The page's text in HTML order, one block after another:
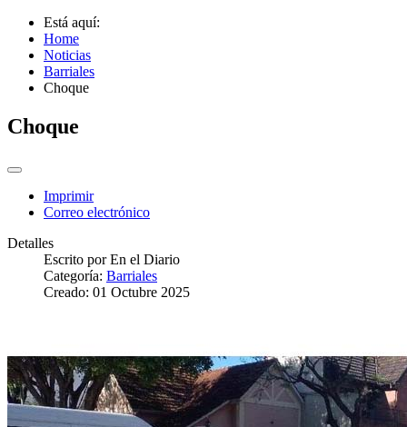
Está aquí:
Home
Noticias
Barriales
Choque
Choque
Imprimir
Correo electrónico
Detalles
Escrito porEn el Diario
Categoría: Barriales
Creado: 01 Octubre 2025